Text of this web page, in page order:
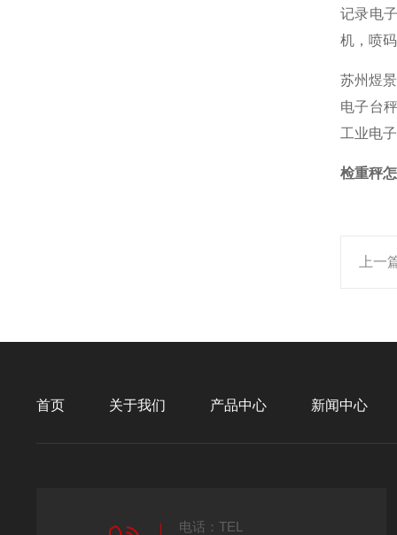
记录电
机，喷
苏州煜
电子台
工业电
检重秤
上一
首页 关于我们 产品中心 新闻中心
电话：TEL